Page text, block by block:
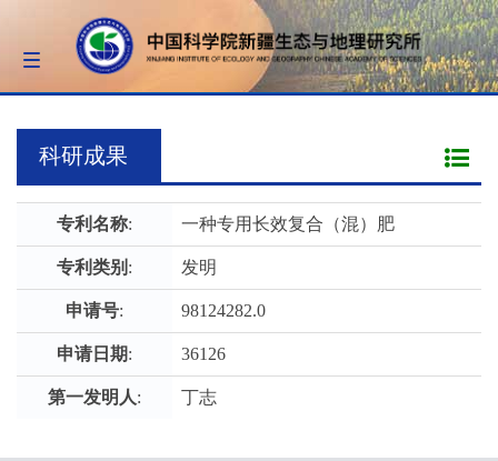
Toggle
navigation
科研成果
专利名称: 一种专用长效复合（混）肥
专利类别 : 发明
申请号: 98124282.0
申请日期: 36126
第一发明人: 丁志